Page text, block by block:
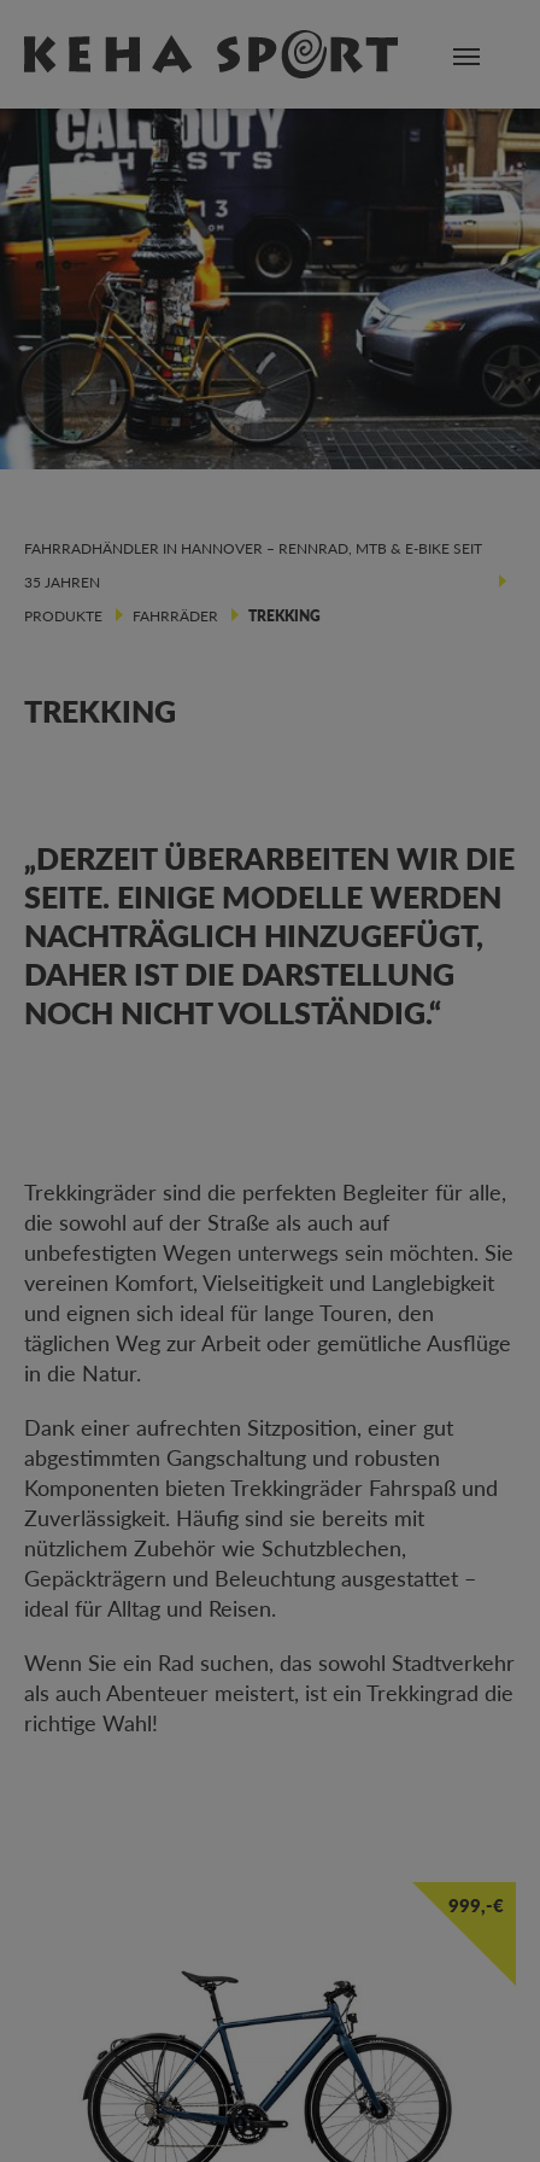
FAHRRADHÄNDLER IN HANNOVER – RENNRAD, MTB & E-BIKE SEIT
35 JAHREN
PRODUKTE
FAHRRÄDER TREKKING
TREKKING
„DERZEIT ÜBERARBEITEN WIR DIE
SEITE. EINIGE MODELLE WERDEN
NACHTRÄGLICH HINZUGEFÜGT,
DAHER IST DIE DARSTELLUNG
NOCH NICHT VOLLSTÄNDIG.“
Trekkingräder sind die perfekten Begleiter für alle,
die sowohl auf der Straße als auch auf
unbefestigten Wegen unterwegs sein möchten. Sie
vereinen Komfort, Vielseitigkeit und Langlebigkeit
und eignen sich ideal für lange Touren, den
täglichen Weg zur Arbeit oder gemütliche Ausflüge
in die Natur.
Dank einer aufrechten Sitzposition, einer gut
abgestimmten Gangschaltung und robusten
Komponenten bieten Trekkingräder Fahrspaß und
Zuverlässigkeit. Häufig sind sie bereits mit
nützlichem Zubehör wie Schutzblechen,
Gepäckträgern und Beleuchtung ausgestattet –
ideal für Alltag und Reisen.
Wenn Sie ein Rad suchen, das sowohl Stadtverkehr
als auch Abenteuer meistert, ist ein Trekkingrad die
richtige Wahl!
999,-€